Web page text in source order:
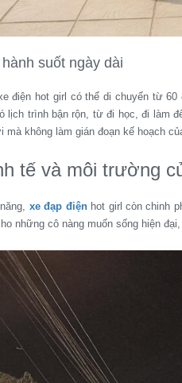
suốt ngày dài
điện hot girl có thể di chuyển từ
lịch trình bận rộn, từ đi học, đi làm
mà không làm gián đoạn kế hoạch
tế và môi trường
xe đạp điệnhot girl còn chinh
những cô nàng muốn sống hiện